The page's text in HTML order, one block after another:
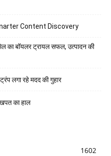
Content Discovery
का बॉयलर ट्रायल सफल, उत्पादन की
लगा रहे मदद की गुहार
का हाल
1602